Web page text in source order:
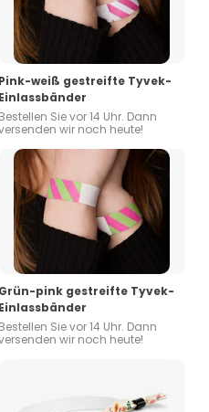
Pink-weiß gestreifte Tyvek-
Einlassbänder
Bestellen Sie vor 14 Uhr. Dann
wir noch heute!
Grün-pink gestreifte Tyvek-
Einlassbänder
Bestellen Sie vor 14 Uhr. Dann
wir noch heute!